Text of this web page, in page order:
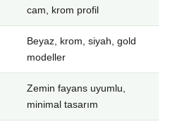
cam, krom profil
Beyaz, krom, siyah, gold
modeller
Zemin fayans uyumlu,
minimal tasarım